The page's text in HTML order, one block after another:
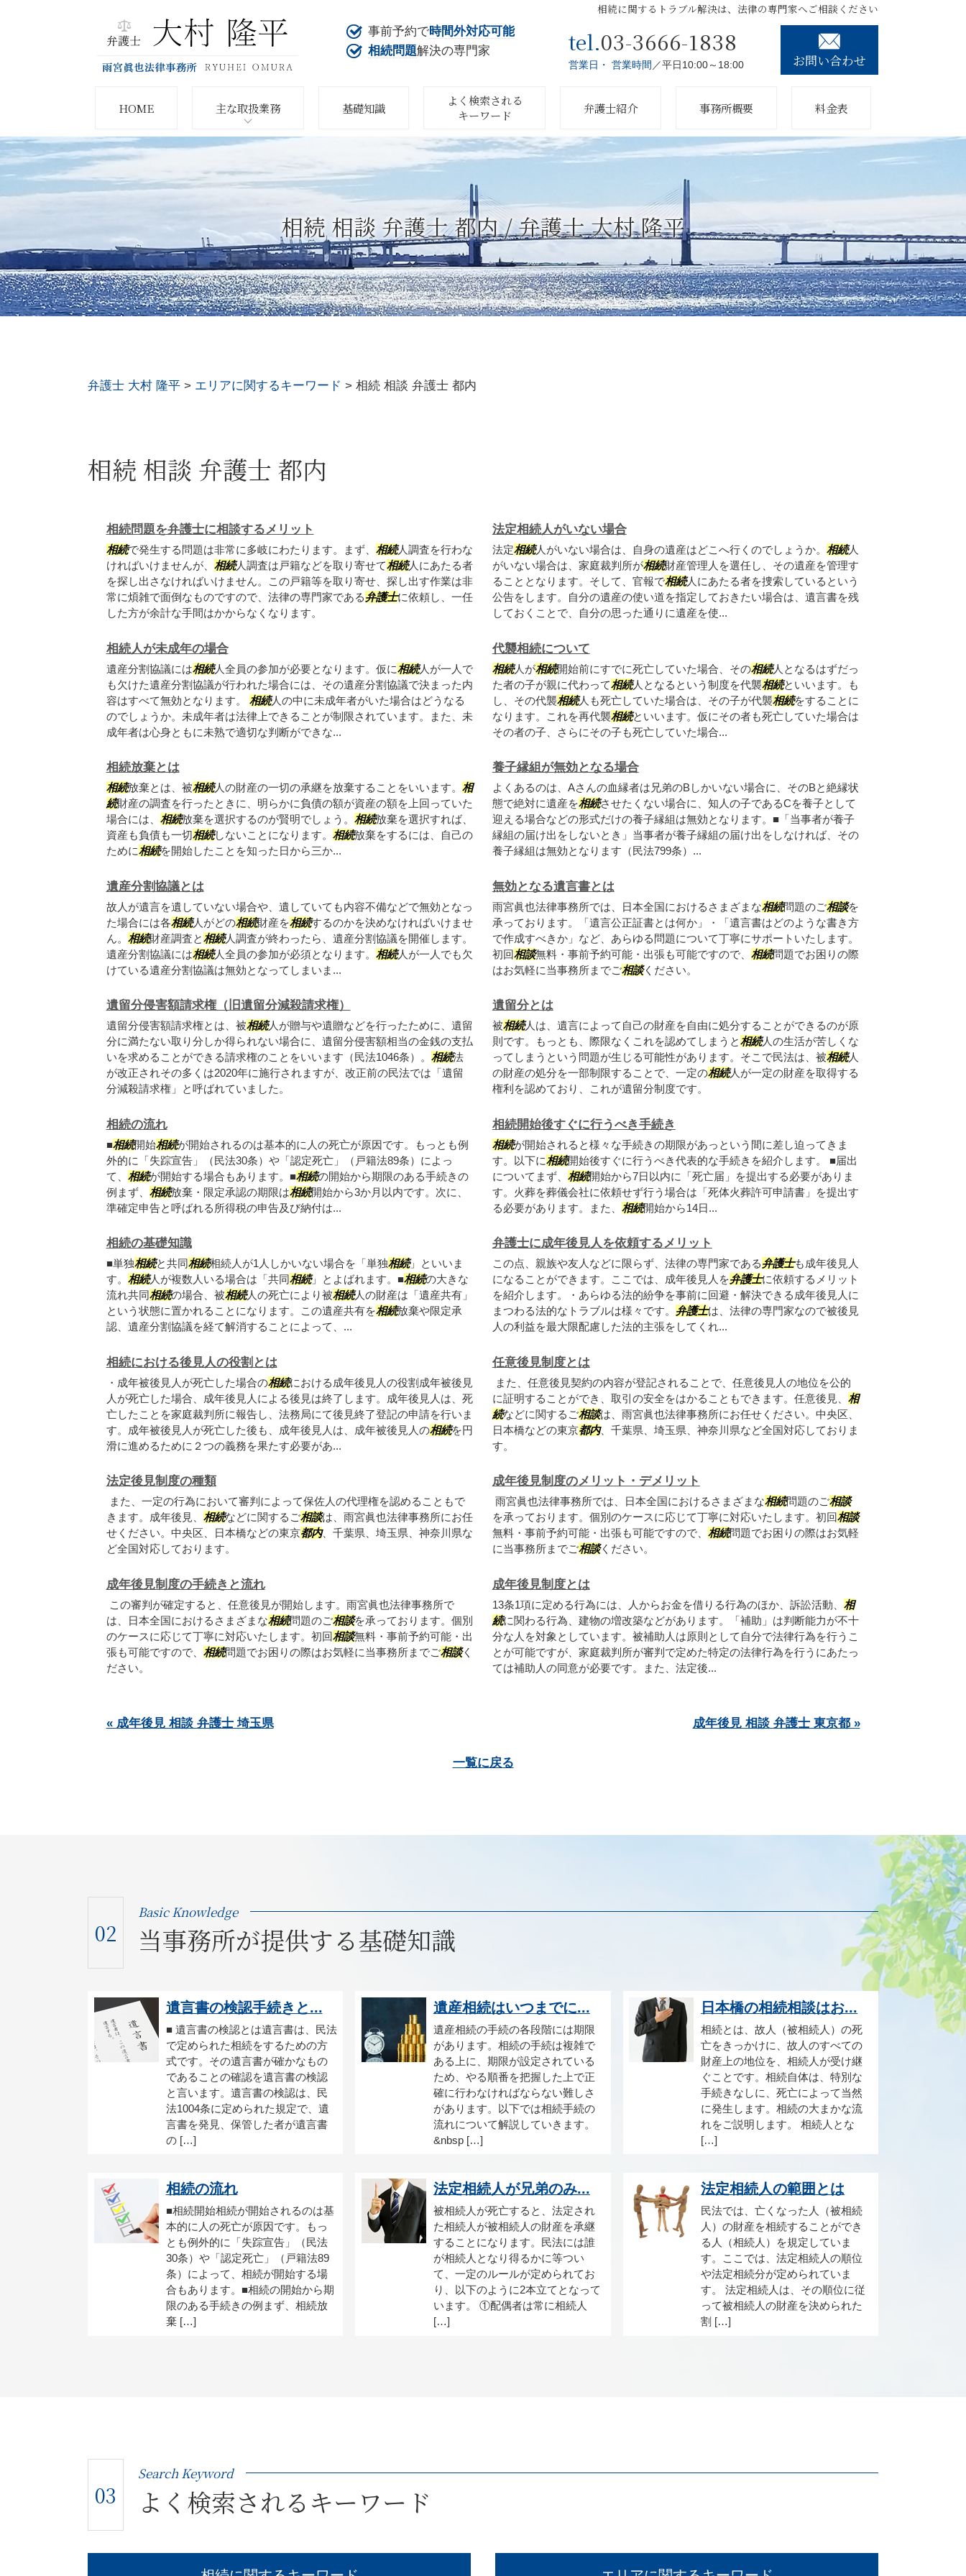
相続 相談 弁護士 都内 / 弁護士 大村 隆平
相続に関するトラブル解決は、法律の専門家へご相談ください
事前予約で時間外対応可能
相続問題解決の専門家 tel.03-3666-1838
営業日・ 営業時間 ／平日10:00～18:00 お問い合わせ
HOME 主な取扱業務 基礎知識
よく検索される
キーワード
弁護士紹介 事務所概要 料金表
弁護士 大村 隆平 > エリアに関するキーワード > 相続 相談 弁護士 都内
相続 相談 弁護士 都内
相続問題を弁護士に相談するメリット
相続で発生する問題は非常に多岐にわたります。まず、 相続人調査を行わな
ければいけませんが、 相続人調査は戸籍などを取り寄せて相続人にあたる者
を探し出さなければいけません。この戸籍等を取り寄せ、探し出す作業は非
常に煩雑で面倒なものですので、法律の専門家である弁護士に依頼し、一任
した方が余計な手間はかからなくなります。
法定相続人がいない場合
法定相続人がいない場合は、自身の遺産はどこへ行くのでしょうか。 相続人
がいない場合は、家庭裁判所が相続財産管理人を選任し、その遺産を管理す
ることとなります。そして、官報で相続人にあたる者を捜索しているという
公告をします。自分の遺産の使い道を指定しておきたい場合は、遺言書を残
しておくことで、自分の思った通りに遺産を使...
相続人が未成年の場合
遺産分割協議には相続人全員の参加が必要となります。仮に相続人が一人で
も欠けた遺産分割協議が行われた場合には、その遺産分割協議で決まった内
容はすべて無効となります。 相続人の中に未成年者がいた場合はどうなる
のでしょうか。未成年者は法律上できることが制限されています。また、未
成年者は心身ともに未熟で適切な判断ができな...
代襲相続について
相続人が相続開始前にすでに死亡していた場合、その相続人となるはずだっ
た者の子が親に代わって相続人となるという制度を代襲相続といいます。も
し、その代襲相続人も死亡していた場合は、その子が代襲相続をすることに
なります。これを再代襲相続といいます。仮にその者も死亡していた場合は
その者の子、さらにその子も死亡していた場合...
相続放棄とは
相続放棄とは、被相続人の財産の一切の承継を放棄することをいいます。 相
続財産の調査を行ったときに、明らかに負債の額が資産の額を上回っていた
場合には、 相続放棄を選択するのが賢明でしょう。 相続放棄を選択すれば、
資産も負債も一切相続しないことになります。 相続放棄をするには、自己の
ために相続を開始したことを知った日から三か...
養子縁組が無効となる場合
よくあるのは、Aさんの血縁者は兄弟のBしかいない場合に、そのBと絶縁状
態で絶対に遺産を相続させたくない場合に、知人の子であるCを養子として
迎える場合などの形式だけの養子縁組は無効となります。■「当事者が養子
縁組の届け出をしないとき」当事者が養子縁組の届け出をしなければ、その
養子縁組は無効となります（民法799条）...
遺産分割協議とは
故人が遺言を遺していない場合や、遺していても内容不備などで無効となっ
た場合には各相続人がどの相続財産を相続するのかを決めなければいけませ
ん。 相続財産調査と相続人調査が終わったら、遺産分割協議を開催します。
遺産分割協議には相続人全員の参加が必須となります。 相続人が一人でも欠
けている遺産分割協議は無効となってしまいま...
無効となる遺言書とは
雨宮眞也法律事務所では、日本全国におけるさまざまな相続問題のご相談を
承っております。「遺言公正証書とは何か」・「遺言書はどのような書き方
で作成すべきか」など、あらゆる問題について丁寧にサポートいたします。
初回相談無料・事前予約可能・出張も可能ですので、 相続問題でお困りの際
はお気軽に当事務所までご相談ください。
遺留分侵害額請求権（旧遺留分減殺請求権）
遺留分侵害額請求権とは、被相続人が贈与や遺贈などを行ったために、遺留
分に満たない取り分しか得られない場合に、遺留分侵害額相当の金銭の支払
いを求めることができる請求権のことをいいます（民法1046条）。 相続法
が改正されその多くは2020年に施行されますが、改正前の民法では「遺留
分減殺請求権」と呼ばれていました。
遺留分とは
被相続人は、遺言によって自己の財産を自由に処分することができるのが原
則です。もっとも、際限なくこれを認めてしまうと相続人の生活が苦しくな
ってしまうという問題が生じる可能性があります。そこで民法は、被相続人
の財産の処分を一部制限することで、一定の相続人が一定の財産を取得する
権利を認めており、これが遺留分制度です。
相続の流れ
■相続開始相続が開始されるのは基本的に人の死亡が原因です。もっとも例
外的に「失踪宣告」（民法30条）や「認定死亡」（戸籍法89条）によっ
て、 相続が開始する場合もあります。■相続の開始から期限のある手続きの
例まず、 相続放棄・限定承認の期限は相続開始から3か月以内です。次に、
準確定申告と呼ばれる所得税の申告及び納付は...
相続開始後すぐに行うべき手続き
相続が開始されると様々な手続きの期限があっという間に差し迫ってきま
す。以下に相続開始後すぐに行うべき代表的な手続きを紹介します。 ■届出
についてまず、 相続開始から7日以内に「死亡届」を提出する必要がありま
す。火葬を葬儀会社に依頼せず行う場合は「死体火葬許可申請書」を提出す
る必要があります。また、 相続開始から14日...
相続の基礎知識
■単独相続と共同相続相続人が1人しかいない場合を「単独相続」といいま
す。 相続人が複数人いる場合は「共同相続」とよばれます。■相続の大きな
流れ共同相続の場合、被相続人の死亡により被相続人の財産は「遺産共有」
という状態に置かれることになります。この遺産共有を相続放棄や限定承
認、遺産分割協議を経て解消することによって、...
弁護士に成年後見人を依頼するメリット
この点、親族や友人などに限らず、法律の専門家である弁護士も成年後見人
になることができます。ここでは、成年後見人を弁護士に依頼するメリット
を紹介します。・あらゆる法的紛争を事前に回避・解決できる成年後見人に
まつわる法的なトラブルは様々です。 弁護士は、法律の専門家なので被後見
人の利益を最大限配慮した法的主張をしてくれ...
相続における後見人の役割とは
・成年被後見人が死亡した場合の相続における成年後見人の役割成年被後見
人が死亡した場合、成年後見人による後見は終了します。成年後見人は、死
亡したことを家庭裁判所に報告し、法務局にて後見終了登記の申請を行いま
す。成年被後見人が死亡した後も、成年後見人は、成年被後見人の相続を円
滑に進めるために２つの義務を果たす必要があ...
任意後見制度とは
また、任意後見契約の内容が登記されることで、任意後見人の地位を公的
に証明することができ、取引の安全をはかることもできます。任意後見、 相
続などに関するご相談は、雨宮眞也法律事務所にお任せください。中央区、
日本橋などの東京都内、千葉県、埼玉県、神奈川県など全国対応しておりま
す。
法定後見制度の種類
また、一定の行為において審判によって保佐人の代理権を認めることもで
きます。成年後見、 相続などに関するご相談は、雨宮眞也法律事務所にお任
せください。中央区、日本橋などの東京都内、千葉県、埼玉県、神奈川県な
ど全国対応しております。
成年後見制度のメリット・デメリット
雨宮眞也法律事務所では、日本全国におけるさまざまな相続問題のご相談
を承っております。個別のケースに応じて丁寧に対応いたします。初回相談
無料・事前予約可能・出張も可能ですので、 相続問題でお困りの際はお気軽
に当事務所までご相談ください。
成年後見制度の手続きと流れ
この審判が確定すると、任意後見が開始します。雨宮眞也法律事務所で
は、日本全国におけるさまざまな相続問題のご相談を承っております。個別
のケースに応じて丁寧に対応いたします。初回相談無料・事前予約可能・出
張も可能ですので、 相続問題でお困りの際はお気軽に当事務所までご相談く
ださい。
成年後見制度とは
13条1項に定める行為には、人からお金を借りる行為のほか、訴訟活動、 相
続に関わる行為、建物の増改築などがあります。「補助」は判断能力が不十
分な人を対象としています。被補助人は原則として自分で法律行為を行うこ
とが可能ですが、家庭裁判所が審判で定めた特定の法律行為を行うにあたっ
ては補助人の同意が必要です。また、法定後...
« 成年後見 相談 弁護士 埼玉県 成年後見 相談 弁護士 東京都 »
一覧に戻る
02
Basic Knowledge
当事務所が提供する基礎知識
遺言書の検認手続きと...
■ 遺言書の検認とは遺言書は、民法
で定められた相続をするための方
式です。その遺言書が確かなもの
であることの確認を遺言書の検認
と言います。遺言書の検認は、民
法1004条に定められた規定で、遺
言書を発見、保管した者が遺言書
の […]
遺産相続はいつまでに...
遺産相続の手続の各段階には期限
があります。相続の手続は複雑で
ある上に、期限が設定されている
ため、やる順番を把握した上で正
確に行わなければならない難しさ
があります。以下では相続手続の
流れについて解説していきます。
&nbsp […]
日本橋の相続相談はお...
相続とは、故人（被相続人）の死
亡をきっかけに、故人のすべての
財産上の地位を、相続人が受け継
ぐことです。相続自体は、特別な
手続きなしに、死亡によって当然
に発生します。相続の大まかな流
れをご説明します。 相続人とな
[…]
相続の流れ
■相続開始相続が開始されるのは基
本的に人の死亡が原因です。もっ
とも例外的に「失踪宣告」（民法
30条）や「認定死亡」（戸籍法89
条）によって、相続が開始する場
合もあります。■相続の開始から期
限のある手続きの例まず、相続放
棄 […]
法定相続人が兄弟のみ...
被相続人が死亡すると、法定され
た相続人が被相続人の財産を承継
することになります。民法には誰
が相続人となり得るかに等つい
て、一定のルールが定められてお
り、以下のように2本立てとなって
います。 ①配偶者は常に相続人
[…]
法定相続人の範囲とは
民法では、亡くなった人（被相続
人）の財産を相続することができ
る人（相続人）を規定していま
す。ここでは、法定相続人の順位
や法定相続分が定められていま
す。 法定相続人は、その順位に従
って被相続人の財産を決められた
割 […]
03
Search Keyword
よく検索されるキーワード